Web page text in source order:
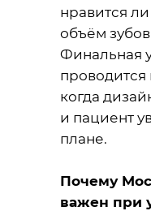
нравится
объём
Финальная
проводится
когда
и пациент
плане.
Почему
важен при